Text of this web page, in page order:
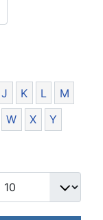
J K L
M
W X
Y